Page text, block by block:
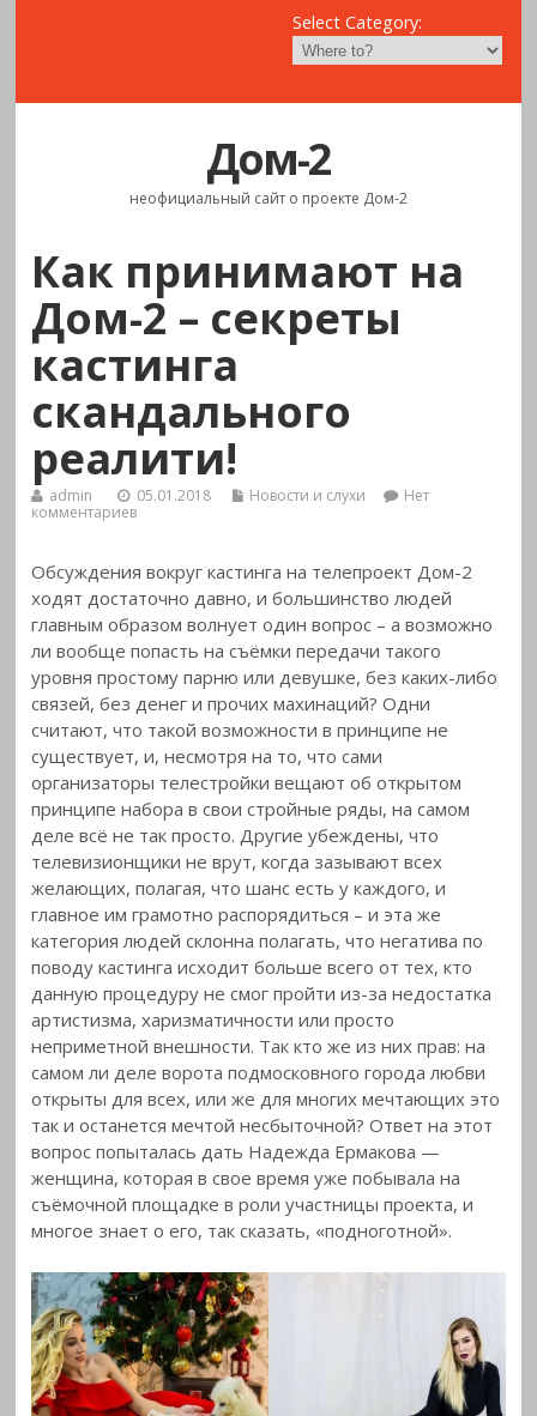
Select Category:
Дом-2
неофициальный сайт о проекте Дом-2
Как принимают на
Дом-2 – секреты
кастинга
скандального
реалити!
admin 05.01.2018 Новости и слухи
Нет
комментариев
Обсуждения вокруг кастинга на телепроект Дом-2
ходят достаточно давно, и большинство людей
главным образом волнует один вопрос – а возможно
ли вообще попасть на съёмки передачи такого
уровня простому парню или девушке, без каких-либо
связей, без денег и прочих махинаций? Одни
считают, что такой возможности в принципе не
существует, и, несмотря на то, что сами
организаторы телестройки вещают об открытом
принципе набора в свои стройные ряды, на самом
деле всё не так просто. Другие убеждены, что
телевизионщики не врут, когда зазывают всех
желающих, полагая, что шанс есть у каждого, и
главное им грамотно распорядиться – и эта же
категория людей склонна полагать, что негатива по
поводу кастинга исходит больше всего от тех, кто
данную процедуру не смог пройти из-за недостатка
артистизма, харизматичности или просто
неприметной внешности. Так кто же из них прав: на
самом ли деле ворота подмосковного города любви
открыты для всех, или же для многих мечтающих это
так и останется мечтой несбыточной? Ответ на этот
вопрос попыталась дать Надежда Ермакова —
женщина, которая в свое время уже побывала на
съёмочной площадке в роли участницы проекта, и
многое знает о его, так сказать, «подноготной».